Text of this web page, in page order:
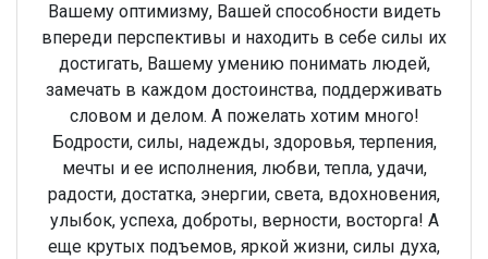
Вашему оптимизму, Вашей способности видеть
впереди перспективы и находить в себе силы их
достигать, Вашему умению понимать людей,
замечать в каждом достоинства, поддерживать
словом и делом. А пожелать хотим много!
Бодрости, силы, надежды, здоровья, терпения,
мечты и ее исполнения, любви, тепла, удачи,
радости, достатка, энергии, света, вдохновения,
улыбок, успеха, доброты, верности, восторга! А
еще крутых подъемов, яркой жизни, силы духа,